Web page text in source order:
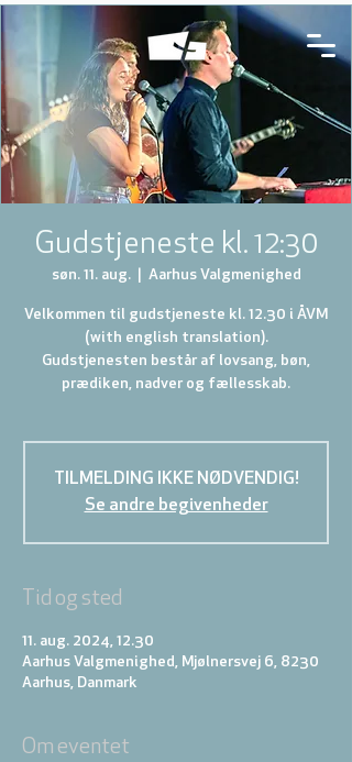
Gudstjeneste kl. 12:30
søn. 11. aug.
  |
Aarhus Valgmenighed
Velkommen til gudstjeneste kl. 12.30 i ÅVM
(with english translation).
Gudstjenesten består af lovsang, bøn,
prædiken, nadver og fællesskab.
TILMELDING IKKE NØDVENDIG!
Se andre begivenheder
Tid og sted
11. aug. 2024, 12.30
Aarhus Valgmenighed, Mjølnersvej 6, 8230
Aarhus, Danmark
Om eventet